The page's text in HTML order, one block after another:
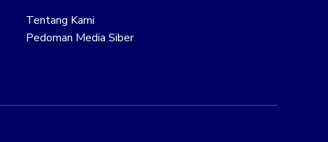
Tentang Kami
Pedoman Media Siber